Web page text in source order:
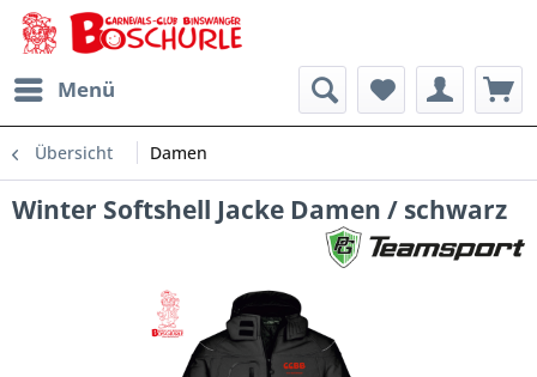
Menü
Übersicht Damen
Winter Softshell Jacke Damen / schwarz